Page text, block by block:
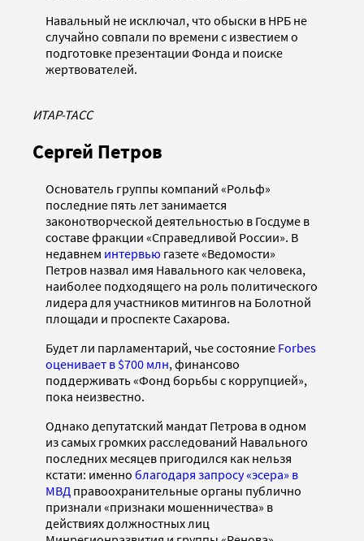
Навальный не исключал, что обыски в НРБ не
случайно совпали по времени с известием о
подготовке презентации Фонда и поиске
жертвователей.
ИТАР-ТАСС
Сергей Петров
Основатель группы компаний «Рольф»
последние пять лет занимается
законотворческой деятельностью в Госдуме в
составе фракции «Справедливой России». В
недавнем интервью газете «Ведомости»
Петров назвал имя Навального как человека,
наиболее подходящего на роль политического
лидера для участников митингов на Болотной
площади и проспекте Сахарова.
Будет ли парламентарий, чье состояние Forbes
оценивает в $700 млн, финансово
поддерживать «Фонд борьбы с коррупцией»,
пока неизвестно.
Однако депутатский мандат Петрова в одном
из самых громких расследований Навального
последних месяцев пригодился как нельзя
кстати: именно благодаря запросу «эсера» в
МВД правоохранительные органы публично
признали «признаки мошенничества» в
действиях должностных лиц